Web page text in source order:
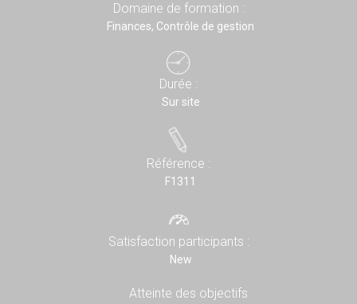
Domaine de formation :
Finances, Contrôle de gestion
Durée :
Sur site
Référence :
F1311
Satisfaction participants :
New
Atteinte des objectifs